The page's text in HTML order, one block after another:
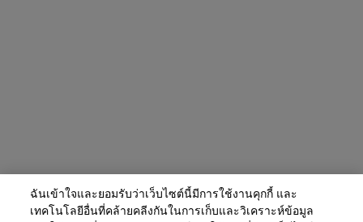
ฉันเข้าใจและยอมรับว่าเว็บไซต์นี้มีการใช้งานคุกกี้ และ
เทคโนโลยีอื่นที่คล้ายคลีงกันในการเก็บและวิเคราะห์ข้อมูล